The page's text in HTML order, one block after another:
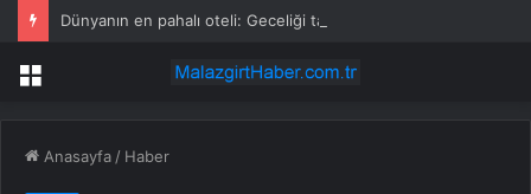
Dünyanın en pahalı oteli: Geceliği tam 4,7 milyon lira
Menü
Anasayfa / Haber